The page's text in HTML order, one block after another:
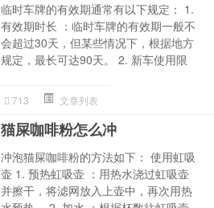
临时车牌的有效期通常有以下规定： 1.
有效期时长 ：临时车牌的有效期一般不
会超过30天，但某些情况下，根据地方
规定，最长可达90天。 2. 新车使用限
713 文章列表
猫屎咖啡粉怎么冲
冲泡猫屎咖啡粉的方法如下： 使用虹吸
壶 1. 预热虹吸壶 ：用热水浇过虹吸壶
并擦干，将滤网放入上壶中，再次用热